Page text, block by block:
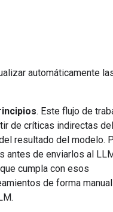
automáticamente
. Este flujo de
de críticas indirectas del
resultado del modelo.
antes de enviarlos al
cumpla con esos
de forma manual